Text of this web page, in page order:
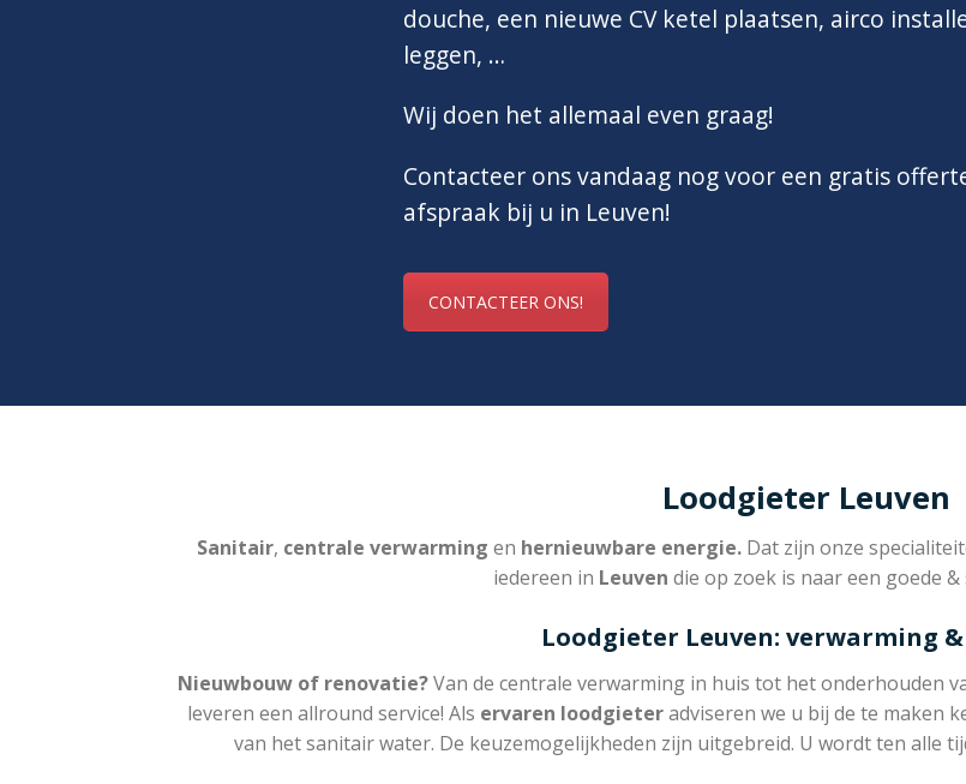
douche, een nieuwe CV ketel plaatsen, airco
leggen, …
Wij doen het allemaal even graag!
Contacteer ons vandaag nog voor een gratis
afspraak bij u in Leuven!
CONTACTEER ONS!
Loodgieter Leuven
Sanitair, centrale verwarming en hernieuwbare energie.Dat zijn onze
iedereen in Leuven die op zoek is naar een goede
Loodgieter Leuven: verwarming
Nieuwbouw of renovatie?Van de centrale verwarming in huis tot het onderhouden
leveren een allround service! Als ervaren loodgieteradviseren we u bij de te maken
van het sanitair water. De keuzemogelijkheden zijn uitgebreid. U wordt ten alle